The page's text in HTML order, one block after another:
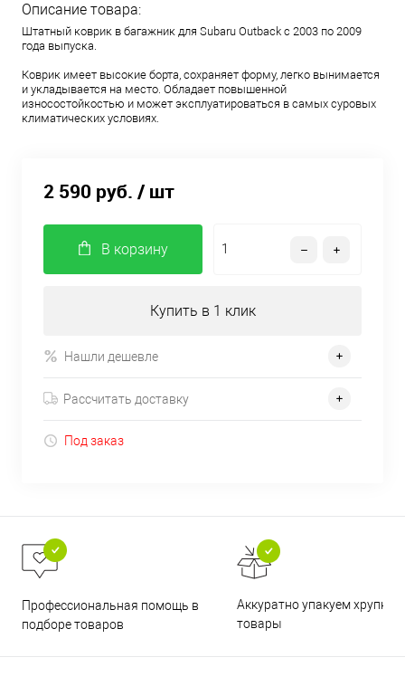
Описание товара:
Штатный коврик в багажник для Subaru Outback с 2003 по 2009
года выпуска.
Коврик имеет высокие борта, сохраняет форму, легко вынимается
и укладывается на место. Обладает повышенной
износостойкостью и может эксплуатироваться в самых суровых
климатических условиях.
2 590 руб. / шт
В корзину
Купить в 1 клик
Нашли дешевле
Рассчитать доставку
Под заказ
Профессиональная помощь в
подборе товаров
Аккуратно упакуем хрупкие
товары